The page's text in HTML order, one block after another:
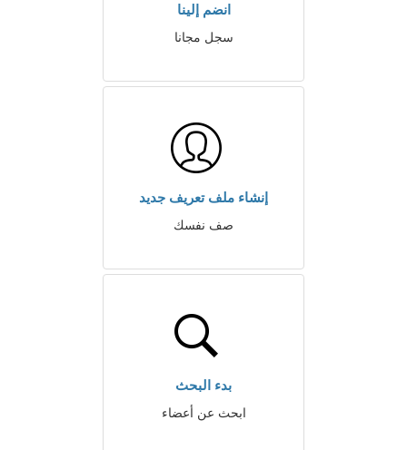
انضم إلينا
سجل مجانا
إنشاء ملف تعريف جديد
صف نفسك
بدء البحث
ابحث عن أعضاء